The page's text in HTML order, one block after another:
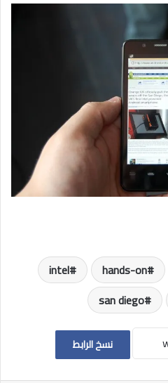
hands-on
intel
san diego
نسخ الرابط